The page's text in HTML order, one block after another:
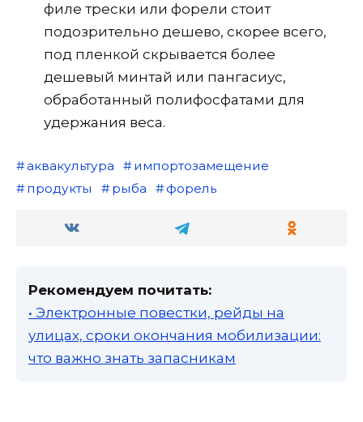
филе трески или форели стоит
подозрительно дешево, скорее всего,
под пленкой скрывается более
дешевый минтай или пангасиус,
обработанный полифосфатами для
удержания веса.
аквакультура
импортозамещение
продукты
рыба форель
Рекомендуем почитать:
• Электронные повестки, рейды на
улицах, сроки окончания мобилизации:
что важно знать запасникам